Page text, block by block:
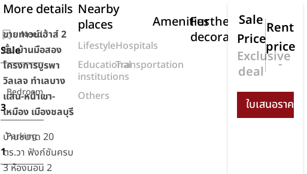
Need
Sale
Bedroom
3
Parking
1
More details
ขายทาวน์เฮ้าส์ 2
ชั้น บ้านมือสอง
โครงการบูรพา
วิลเลจ ทำเลบาง
แสน-หน้าเขา-
เหมือง เมืองชลบุรี
บ้านขนาด 20
ตร.วา ฟังก์ชันครบ
3 ห้องนอน 2
Nearby
places
LifestyleHospitals
Educational
institutions
Transportation
Others
AmenitiesFurther
decoration
Sale
Price
Exclusive
deal
Rent
price
-